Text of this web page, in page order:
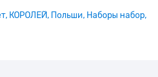
КОРОЛЕЙ Польши Наборы набор